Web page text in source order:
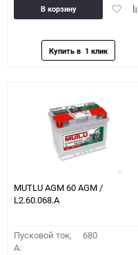
В корзину
MUTLU AGM 60 AGM /
L2.60.068.A
Пусковой ток,
A:
680